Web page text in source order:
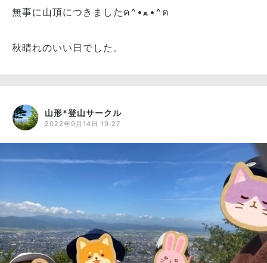
無事に山頂につきましたฅ⁠^⁠•⁠ﻌ⁠•⁠^⁠ฅ
秋晴れのいい日でした。
山形*登山サークル
2022年9月14日 19:27